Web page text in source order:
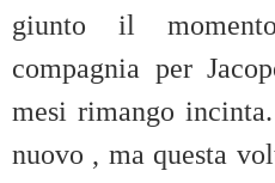
giunto il
compagnia per
mesi rimango
nuovo , ma questa